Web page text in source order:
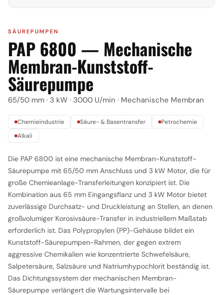
SÄUREPUMPEN
PAP 6800 — Mechanische
Membran-Kunststoff-
Säurepumpe
65/50 mm · 3 kW · 3000 U/min · Mechanische Membran
Chemieindustrie Säure- & Basentransfer
Petrochemie
Alkali
Die PAP 6800 ist eine mechanische Membran-Kunststoff-
Säurepumpe mit 65/50 mm Anschluss und 3 kW Motor, die für
große Chemieanlage-Transferleitungen konzipiert ist. Die
Kombination aus 65 mm Eingangsflanz und 3 kW Motor bietet
zuverlässige Durchsatz- und Druckleistung an Stellen, an denen
großvolumiger Korosivsäure-Transfer in industriellem Maßstab
erforderlich ist. Das Polypropylen (PP)-Gehäuse bildet ein
Kunststoff-Säurepumpen-Rahmen, der gegen extrem
aggressive Chemikalien wie konzentrierte Schwefelsäure,
Salpetersäure, Salzsäure und Natriumhypochlorit beständig ist.
Das Dichtungssystem der mechanischen Membran-
Säurepumpe verlängert die Wartungsintervalle bei